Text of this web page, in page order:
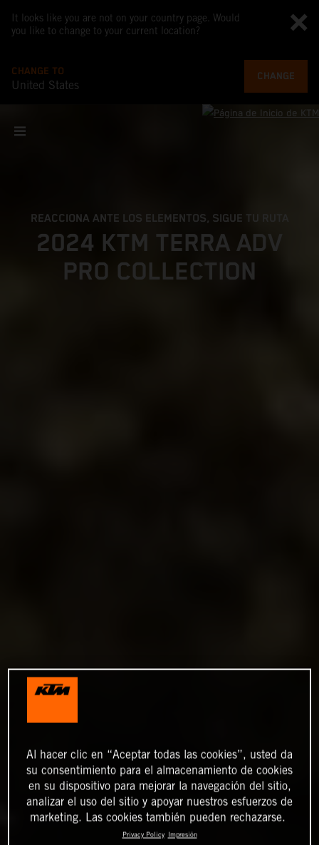
It looks like you are not on your country page. Would
you like to change to your current location?
CHANGE TO
United States
CHANGE
REACCIONA ANTE LOS ELEMENTOS, SIGUE TU RUTA
2024 KTM TERRA ADV
PRO COLLECTION
Al hacer clic en “Aceptar todas las cookies”, usted da
su consentimiento para el almacenamiento de cookies
en su dispositivo para mejorar la navegación del sitio,
analizar el uso del sitio y apoyar nuestros esfuerzos de
marketing. Las cookies también pueden rechazarse.
Privacy Policy Impresión